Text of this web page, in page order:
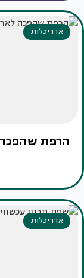
אדריכלות
הרפת
אדריכלות